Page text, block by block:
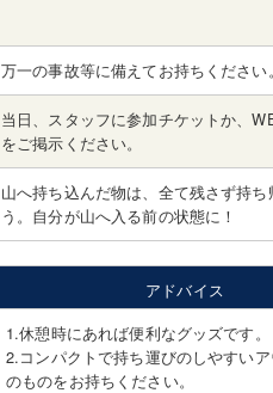
万一の事故等に備えてお持ちください
当日、スタッフに参加チケットか、
をご掲示ください。
山へ持ち込んだ物は、全て残さず持
う。自分が山へ入る前の状態に！
アドバイス
1.休憩時にあれば便利なグッズです。
2.コンパクトで持ち運びのしやすい
のものをお持ちください。